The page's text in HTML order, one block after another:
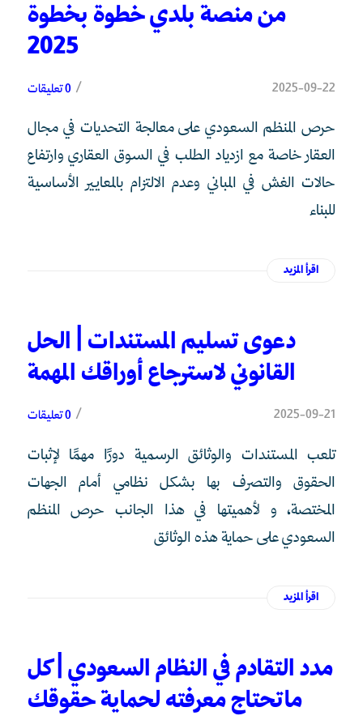
من منصة بلدي خطوة بخطوة
2025
2025-09-22
/ 0 تعليقات
حرص المنظم السعودي على معالجة التحديات في مجال
العقار خاصة مع ازدياد الطلب في السوق العقاري وارتفاع
حالات الغش في المباني وعدم الالتزام بالمعايير الأساسية
للبناء
اقرأ المزيد
دعوى تسليم المستندات | الحل
القانوني لاسترجاع أوراقك المهمة
2025-09-21
/ 0 تعليقات
تلعب المستندات والوثائق الرسمية دورًا مهمًا لإثبات
الحقوق والتصرف بها بشكل نظامي أمام الجهات
المختصة، و لأهميتها في هذا الجانب حرص المنظم
السعودي على حماية هذه الوثائق
اقرأ المزيد
مدد التقادم في النظام السعودي | كل
ماتحتاج معرفته لحماية حقوقك